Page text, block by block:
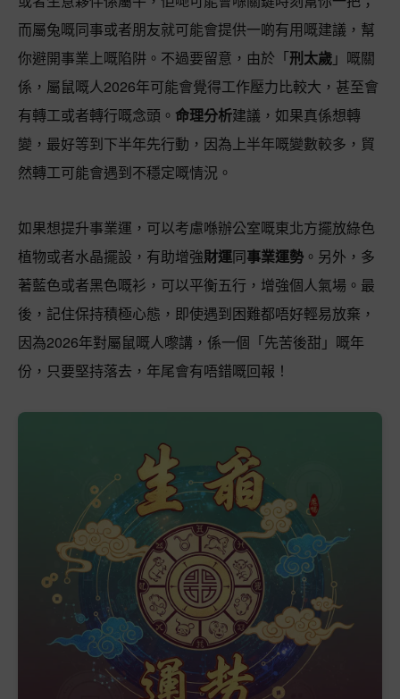
而屬兔嘅同事或者朋友就可能會提供一啲有用嘅建議，幫
你避開事業上嘅陷阱。不過要留意，由於「刑太歲」嘅關
係，屬鼠嘅人2026年可能會覺得工作壓力比較大，甚至會
有轉工或者轉行嘅念頭。 命理分析建議，如果真係想轉
變，最好等到下半年先行動，因為上半年嘅變數較多，貿
然轉工可能會遇到不穩定嘅情況。
如果想提升事業運，可以考慮喺辦公室嘅東北方擺放綠色
植物或者水晶擺設，有助增強財運同事業運勢 。另外，多
著藍色或者黑色嘅衫，可以平衡五行，增強個人氣場。最
後，記住保持積極心態，即使遇到困難都唔好輕易放棄，
因為2026年對屬鼠嘅人嚟講，係一個「先苦後甜」嘅年
份，只要堅持落去，年尾會有唔錯嘅回報！